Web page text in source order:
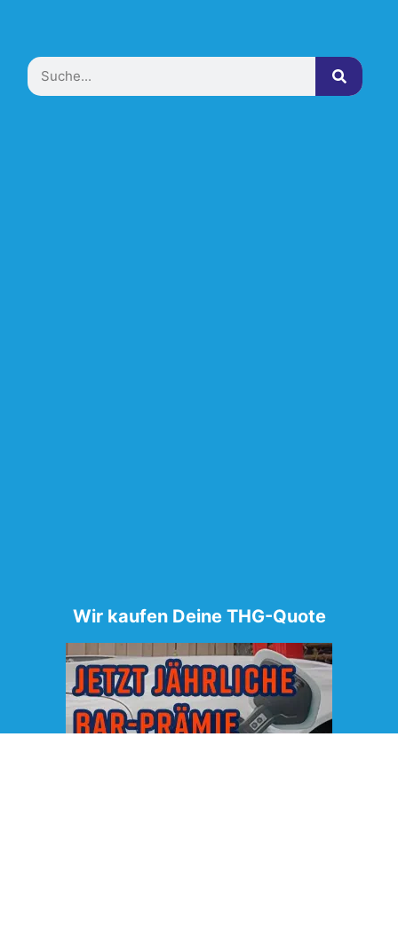
Wir kaufen Deine THG-Quote